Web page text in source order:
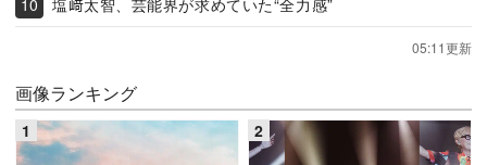
05:11更新
画像ランキング